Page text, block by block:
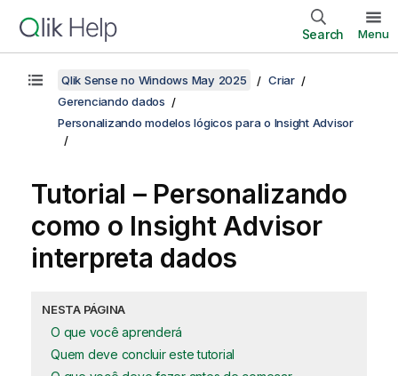
Search Menu
Qlik Sense no Windows May 2025
Criar
Gerenciando dados
Personalizando modelos lógicos para o Insight Advisor
Tutorial – Personalizando
como o Insight Advisor
interpreta dados
NESTA PÁGINA
O que você aprenderá
Quem deve concluir este tutorial